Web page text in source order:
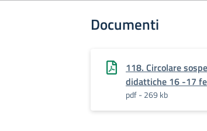
Documenti
118. Circolare
didattiche 16 -17
pdf - 269 kb